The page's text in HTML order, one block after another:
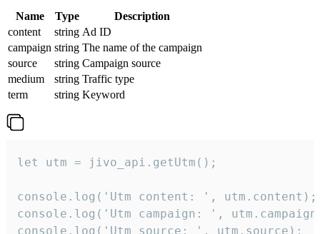
Name Type
Description
content
string Ad ID
campaign string The name of the campaign
source
string Campaign source
medium
string Traffic type
term
string Keyword
let utm = jivo_api.getUtm();
console.log('Utm content: ', utm.content);
console.log('Utm campaign: ',
console.log('Utm source: ', utm.source);